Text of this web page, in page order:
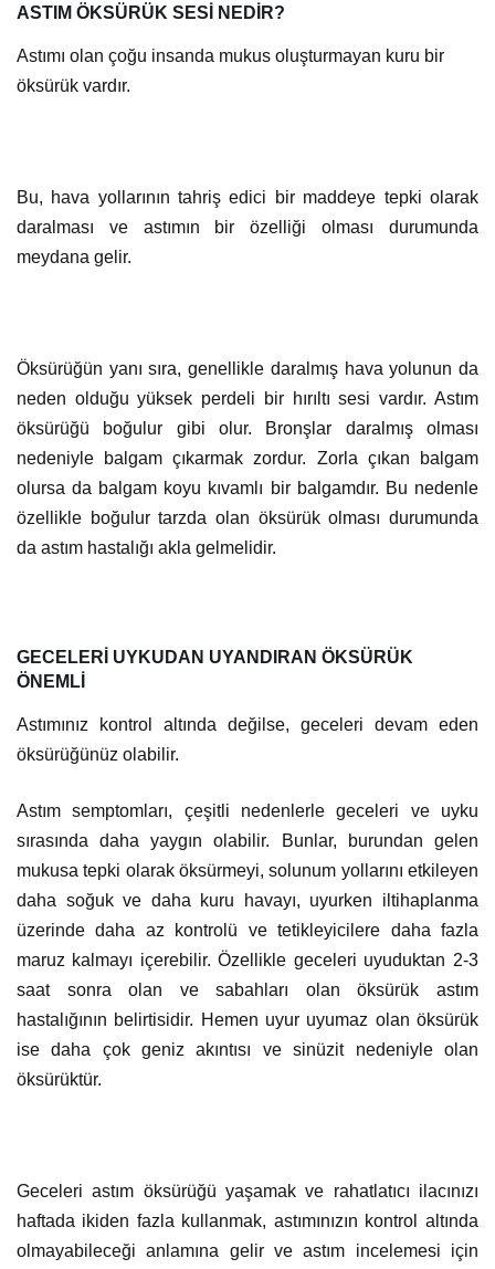
ASTIM ÖKSÜRÜK SESİ NEDİR?
Astımı olan çoğu insanda mukus oluşturmayan kuru bir
öksürük vardır.
Bu, hava yollarının tahriş edici bir maddeye tepki olarak
daralması ve astımın bir özelliği olması durumunda
meydana gelir.
Öksürüğün yanı sıra, genellikle daralmış hava yolunun da
neden olduğu yüksek perdeli bir hırıltı sesi vardır. Astım
öksürüğü boğulur gibi olur. Bronşlar daralmış olması
nedeniyle balgam çıkarmak zordur. Zorla çıkan balgam
olursa da balgam koyu kıvamlı bir balgamdır. Bu nedenle
özellikle boğulur tarzda olan öksürük olması durumunda
da astım hastalığı akla gelmelidir.
GECELERİ UYKUDAN UYANDIRAN ÖKSÜRÜK
ÖNEMLİ
Astımınız kontrol altında değilse, geceleri devam eden
öksürüğünüz olabilir.
Astım semptomları, çeşitli nedenlerle geceleri ve uyku
sırasında daha yaygın olabilir. Bunlar, burundan gelen
mukusa tepki olarak öksürmeyi, solunum yollarını etkileyen
daha soğuk ve daha kuru havayı, uyurken iltihaplanma
üzerinde daha az kontrolü ve tetikleyicilere daha fazla
maruz kalmayı içerebilir. Özellikle geceleri uyuduktan 2-3
saat sonra olan ve sabahları olan öksürük astım
hastalığının belirtisidir. Hemen uyur uyumaz olan öksürük
ise daha çok geniz akıntısı ve sinüzit nedeniyle olan
öksürüktür.
Geceleri astım öksürüğü yaşamak ve rahatlatıcı ilacınızı
haftada ikiden fazla kullanmak, astımınızın kontrol altında
olmayabileceği anlamına gelir ve astım incelemesi için